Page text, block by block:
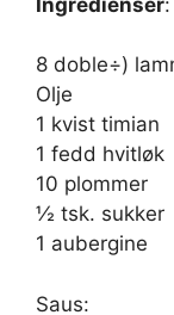
8 doble÷)
Olje
1 kvist timian
1 fedd hvitløk
10 plommer
½ tsk. sukker
1 aubergine
Saus: